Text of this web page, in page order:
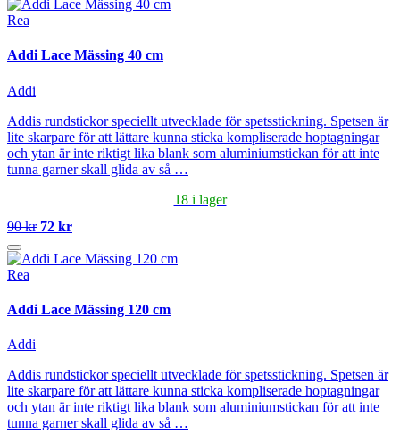
Rea
Addi Lace Mässing 40 cm
Addi
Addis rundstickor speciellt utvecklade för spetsstickning. Spetsen är
lite skarpare för att lättare kunna sticka kompliserade hoptagningar
och ytan är inte riktigt lika blank som aluminiumstickan för att inte
tunna garner skall glida av så …
18 i lager
90 kr 72 kr
Rea
Addi Lace Mässing 120 cm
Addi
Addis rundstickor speciellt utvecklade för spetsstickning. Spetsen är
lite skarpare för att lättare kunna sticka kompliserade hoptagningar
och ytan är inte riktigt lika blank som aluminiumstickan för att inte
tunna garner skall glida av så …